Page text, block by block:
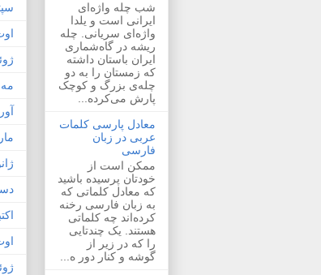
شب چله واژه‌ای
ایرانی است و یلدا
واژه‌ای سریانی. چله
ریشه در گاه‌شماری
ایران باستان داشته
که زمستان را به دو
چله‌ی بزرگ و کوچک
پارش می‌کرده...
معادل پارسی کلمات
عربی در زبان
فارسی
ممکن است از
خودتان پرسیده باشید
که معادل کلماتی که
به زبان فارسی رخنه
کرده‌اند چه کلماتی
هستند. یک چندتایی
را که در زیر از
گوشه و کنار دور ه...
اوت
ژوئن
مه 2014
اکتبر
اوت